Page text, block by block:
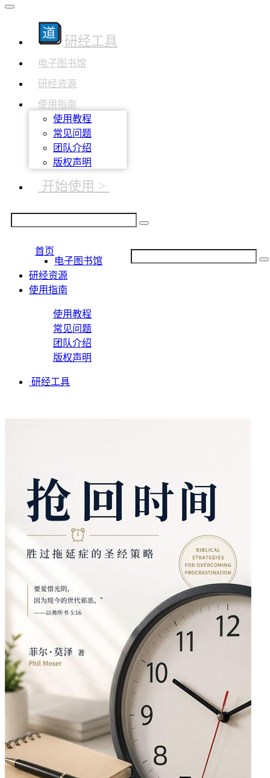
研经工具
电子图书馆
研经资源
使用指南
使用教程
常见问题
团队介绍
版权声明
开始使用 >
首页
电子图书馆
研经资源
使用指南
使用教程
常见问题
团队介绍
版权声明
研经工具